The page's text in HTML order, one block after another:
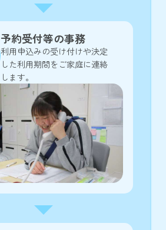
予約受付等の事務
利用申込みの受け付けや決定
した利用期間をご家庭に連絡
します。